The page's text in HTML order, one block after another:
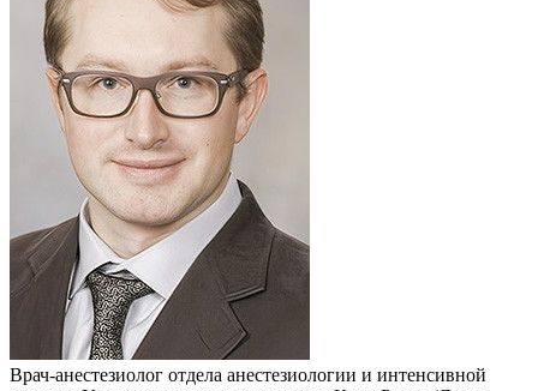
Врач-анестезиолог отдела анестезиологии и интенсивной